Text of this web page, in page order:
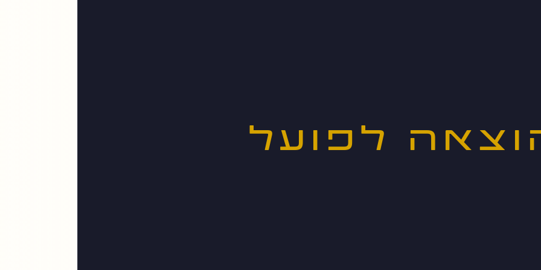
לפועל